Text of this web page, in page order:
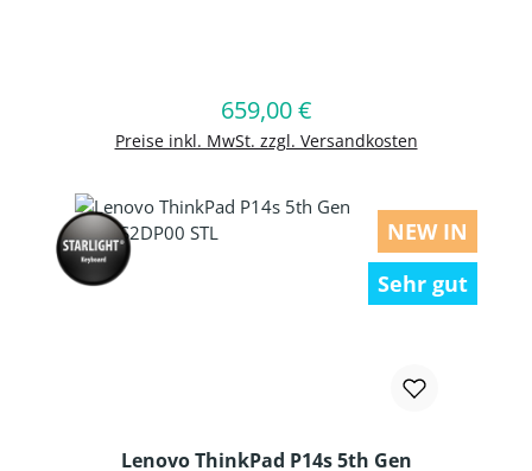
Regulärer Preis:
659,00 €
Preise inkl. MwSt. zzgl. Versandkosten
In den Warenkorb
NEW IN
Sehr gut
Lenovo ThinkPad P14s 5th Gen